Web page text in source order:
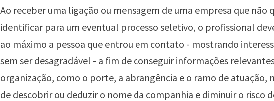
Ao receber uma ligação ou mensagem de uma empresa que não
identificar para um eventual processo seletivo, o profissional
ao máximo a pessoa que entrou em contato - mostrando
sem ser desagradável - a fim de conseguir informações
organização, como o porte, a abrangência e o ramo de atuação,
de descobrir ou deduzir o nome da companhia e diminuir o risco